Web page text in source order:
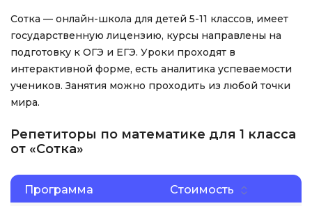
Сотка — онлайн-школа для детей 5-11 классов, имеет
государственную лицензию, курсы направлены на
подготовку к ОГЭ и ЕГЭ. Уроки проходят в
интерактивной форме, есть аналитика успеваемости
учеников. Занятия можно проходить из любой точки
мира.
Репетиторы по математике для 1 класса
от «Сотка»
Программа Стоимость